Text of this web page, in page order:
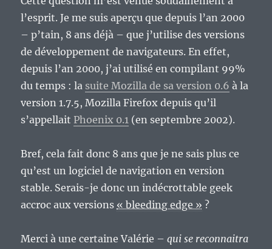
l’esprit. Je me suis aperçu que depuis l’an 2000
– p’tain, 8 ans déjà – que j’utilise des versions
de développement de navigateurs. En effet,
depuis l’an 2000, j’ai utilisé en compilant 99%
du temps : la suite Mozilla de sa version 0.6 à la
version 1.7.5, Mozilla Firefox depuis qu’il
s’appellait Phoenix 0.1 (en septembre 2002).
Bref, cela fait donc 8 ans que je ne sais plus ce
qu’est un logiciel de navigation en version
stable. Serais-je donc un indécrottable geek
accroc aux versions « bleeding edge » ?
Merci à une certaine Valérie –qui se reconnaitra